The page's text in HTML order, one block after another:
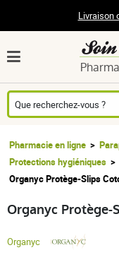
Livraison
Pharmacie en ligne
Protections hygiéniques
Organyc Protège-Slips
Organyc Protège-
Organyc